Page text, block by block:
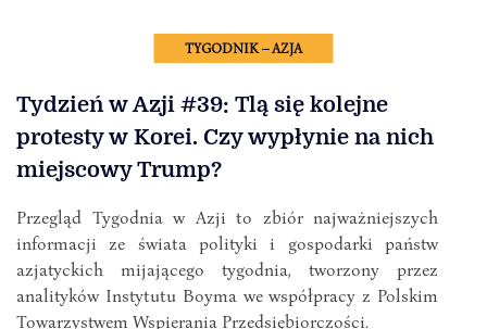
TYGODNIK – AZJA
Tydzień w Azji #39: Tlą się kolejne
protesty w Korei. Czy wypłynie na nich
miejscowy Trump?
Przegląd Tygodnia w Azji to zbiór najważniejszych
informacji ze świata polityki i gospodarki państw
azjatyckich mijającego tygodnia, tworzony przez
analityków Instytutu Boyma we współpracy z Polskim
Towarzystwem Wspierania Przedsiębiorczości.